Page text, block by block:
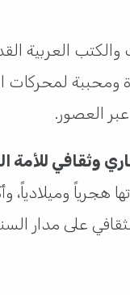
العربية
ومحببة
العصور.
للأمة
هجرياً
على مدار